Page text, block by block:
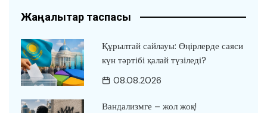
Жаңалықтар таспасы
Құрылтай сайлауы: Өңірлерде саяси
күн тәртібі қалай түзіледі?
08.08.2026
Вандализмге – жол жоқ!